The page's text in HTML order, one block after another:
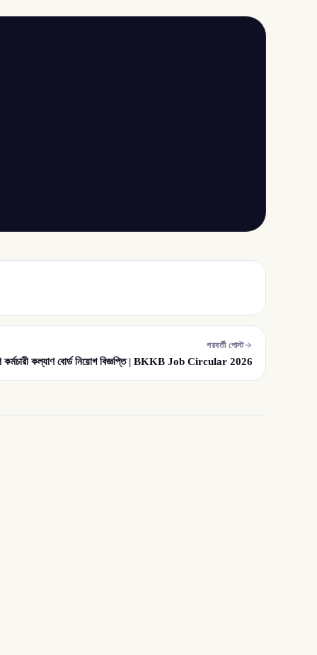
পরবর্তী পোস্ট
কর্মচারী কল্যাণ বোর্ড নিয়োগ বিজ্ঞপ্তি | BKKB Job Circular 2026